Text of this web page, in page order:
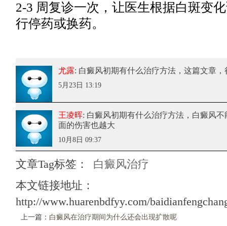
2-3 周复诊一次，让医生根据白斑变
行停药或换药。
尤露: 白癜风初期有什么治疗方法，这篇文章，
5月23日 13:19
王凌晖: 白癜风初期有什么治疗方法，白癜风不
面的伤害也越大
10月8日 09:37
文章Tag标签：
白癜风治疗
本文链接地址：
http://www.huarenbdfyy.com/
上一篇： 白癜风在治疗期间为什么还会出现扩散呢